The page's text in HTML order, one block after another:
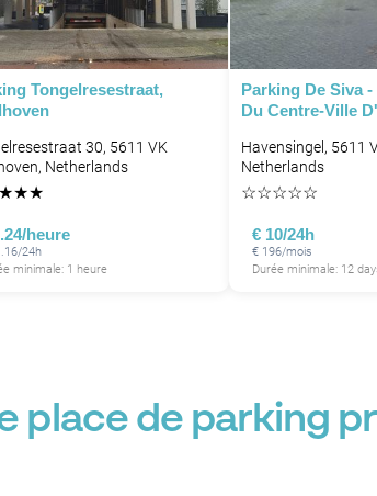
Tongelresestraat,
30, 5611 VK
Netherlands
★★★
heure
24h
minimale: 1 heure
Parking De Siva
Du Centre-Ville
Havensingel, 5611
Netherlands
☆☆☆☆☆
€ 10/24h
€ 196/mois
Durée minimale: 12
place de parking